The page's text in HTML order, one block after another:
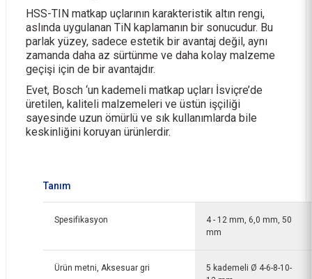
HSS-TIN matkap uçlarının karakteristik altın rengi,
aslında uygulanan TiN kaplamanın bir sonucudur. Bu
parlak yüzey, sadece estetik bir avantaj değil, aynı
zamanda daha az sürtünme ve daha kolay malzeme
geçişi için de bir avantajdır.
Evet, Bosch ‘un kademeli matkap uçları İsviçre’de
üretilen, kaliteli malzemeleri ve üstün işçiliği
sayesinde uzun ömürlü ve sık kullanımlarda bile
keskinliğini koruyan ürünlerdir.
Tanım
Spesifikasyon
4 - 12 mm, 6,0 mm, 50
mm
Ürün metni, Aksesuar gri
5 kademeli Ø 4-6-8-10-